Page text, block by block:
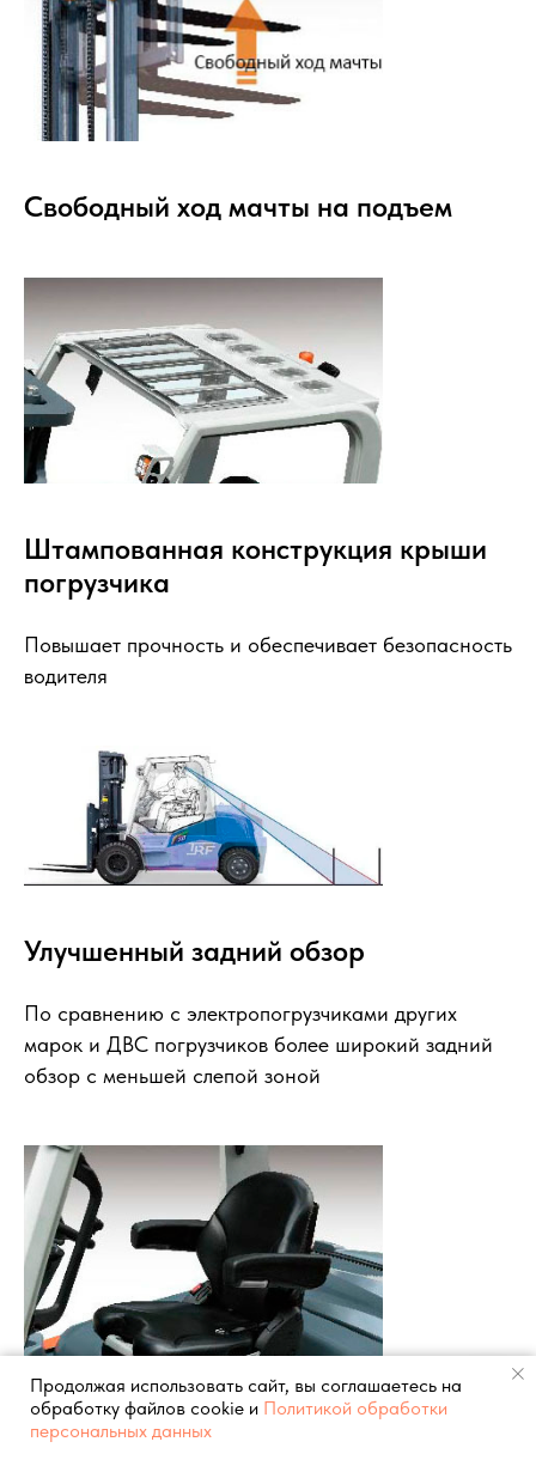
Продолжая использовать сайт, вы соглашаетесь на
обработку файлов cookie и Политикой обработки
персональных данных
Свободный ход мачты на подъем
Штампованная конструкция крыши
погрузчика
Повышает прочность и обеспечивает безопасность
водителя
Улучшенный задний обзор
По сравнению с электропогрузчиками других
марок и ДВС погрузчиков более широкий задний
обзор с меньшей слепой зоной